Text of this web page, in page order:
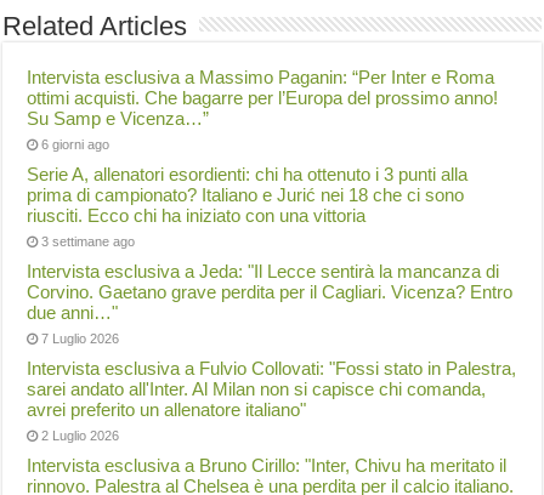
Related Articles
Intervista esclusiva a Massimo Paganin: “Per Inter e Roma
ottimi acquisti. Che bagarre per l’Europa del prossimo anno!
Su Samp e Vicenza…”
6 giorni ago
Serie A, allenatori esordienti: chi ha ottenuto i 3 punti alla
prima di campionato? Italiano e Jurić nei 18 che ci sono
riusciti. Ecco chi ha iniziato con una vittoria
3 settimane ago
Intervista esclusiva a Jeda: "Il Lecce sentirà la mancanza di
Corvino. Gaetano grave perdita per il Cagliari. Vicenza? Entro
due anni…"
7 Luglio 2026
Intervista esclusiva a Fulvio Collovati: "Fossi stato in Palestra,
sarei andato all'Inter. Al Milan non si capisce chi comanda,
avrei preferito un allenatore italiano"
2 Luglio 2026
Intervista esclusiva a Bruno Cirillo: "Inter, Chivu ha meritato il
rinnovo. Palestra al Chelsea è una perdita per il calcio italiano.